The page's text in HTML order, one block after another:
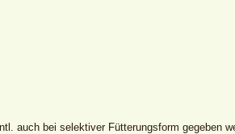
auch bei selektiver Fütterungsform gegeben